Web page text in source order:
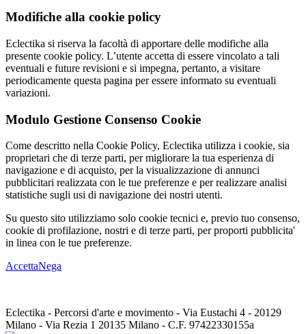
Modifiche alla cookie policy
Eclectika si riserva la facoltà di apportare delle modifiche alla
presente cookie policy. L’utente accetta di essere vincolato a tali
eventuali e future revisioni e si impegna, pertanto, a visitare
periodicamente questa pagina per essere informato su eventuali
variazioni.
Modulo Gestione Consenso Cookie
Come descritto nella Cookie Policy, Eclectika utilizza i cookie, sia
proprietari che di terze parti, per migliorare la tua esperienza di
navigazione e di acquisto, per la visualizzazione di annunci
pubblicitari realizzata con le tue preferenze e per realizzare analisi
statistiche sugli usi di navigazione dei nostri utenti.
Su questo sito utilizziamo solo cookie tecnici e, previo tuo consenso,
cookie di profilazione, nostri e di terze parti, per proporti pubblicita'
in linea con le tue preferenze.
AccettaNega
Eclectika - Percorsi d'arte e movimento - Via Eustachi 4 - 20129
Milano - Via Rezia 1 20135 Milano - C.F. 97422330155a